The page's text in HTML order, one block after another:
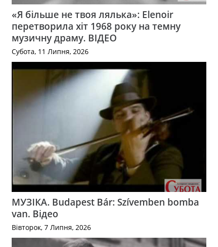
«Я більше не твоя лялька»: Elenoir
перетворила хіт 1968 року на темну
музичну драму. ВІДЕО
Субота, 11 Липня, 2026
МУЗІКА. Budapest Bár: Szívemben bomba
van. Відео
Вівторок, 7 Липня, 2026